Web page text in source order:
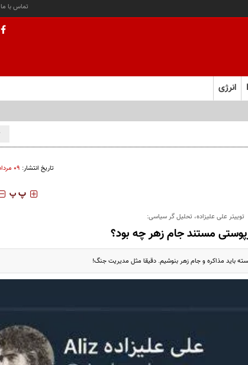
تماس با ما
انرژی
تاریخ انتشار: ۰۹ مرداد ۱۳۹۷ - ۱۶:۵۴
‍‍‍ پ پ
توییتر علی علیزاده، تحلیل گر سیاسی:
مستند جام زهر چه بود؟